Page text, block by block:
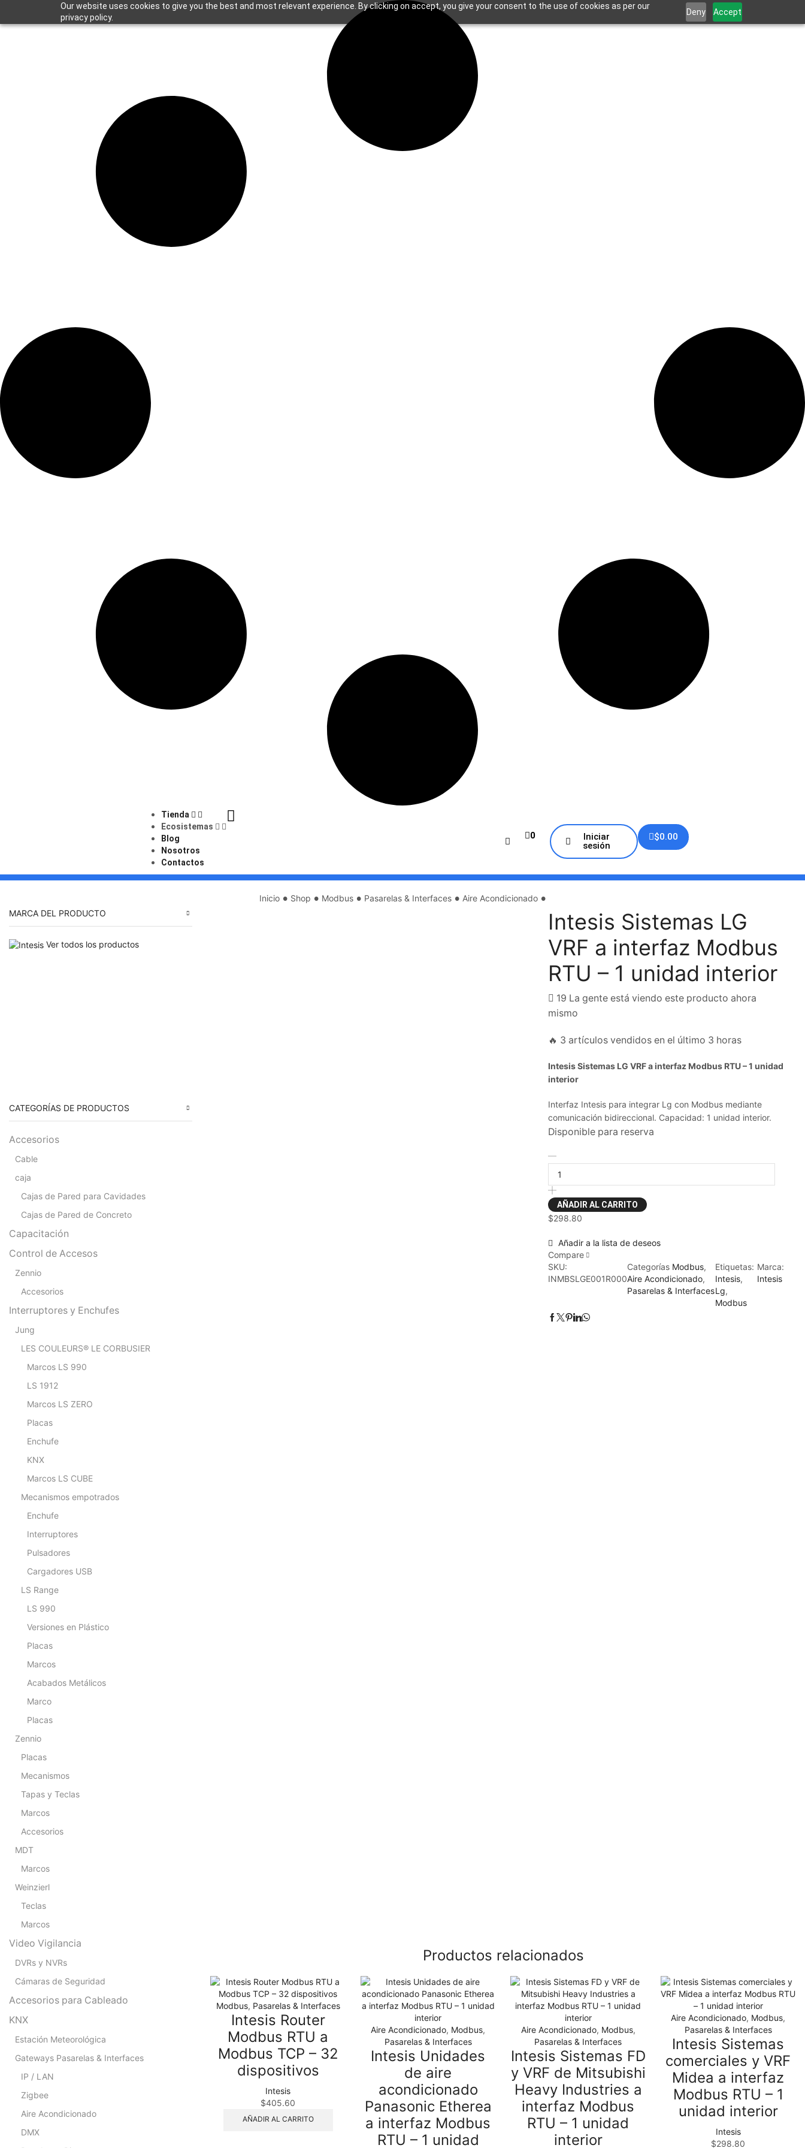
Our website uses cookies to give you the best and most relevant experience. By clicking on accept, you give your consent to the use of cookies as per our
privacy policy.
Deny Accept
Tienda
Ecosistemas
Blog
Nosotros
Contactos
0
Iniciar
sesión
$0.00
Inicio • Shop • Modbus • Pasarelas & Interfaces • Aire Acondicionado •
Intesis Sistemas LG
VRF a interfaz Modbus
RTU – 1 unidad interior
19 La gente está viendo este producto ahora
mismo
🔥 3 artículos vendidos en el último 3 horas
Intesis Sistemas LG VRF a interfaz Modbus RTU – 1 unidad
interior
Interfaz Intesis para integrar Lg con Modbus mediante
comunicación bidireccional. Capacidad: 1 unidad interior.
Disponible para reserva
AÑADIR AL CARRITO
$298.80
Añadir a la lista de deseos
Compare
SKU:
INMBSLGE001R000
Categorías Modbus,
Aire Acondicionado,
Pasarelas & Interfaces
Etiquetas:
Intesis,
Lg,
Modbus
Marca:
Intesis
Productos relacionados
Modbus, Pasarelas & Interfaces
Intesis Router
Modbus RTU a
Modbus TCP – 32
dispositivos
Intesis
$405.60
AÑADIR AL CARRITO
Aire Acondicionado, Modbus,
Pasarelas & Interfaces
Intesis Unidades
de aire
acondicionado
Panasonic Etherea
a interfaz Modbus
RTU – 1 unidad
Aire Acondicionado, Modbus,
Pasarelas & Interfaces
Intesis Sistemas FD
y VRF de Mitsubishi
Heavy Industries a
interfaz Modbus
RTU – 1 unidad
interior
Aire Acondicionado, Modbus,
Pasarelas & Interfaces
Intesis Sistemas
comerciales y VRF
Midea a interfaz
Modbus RTU – 1
unidad interior
Intesis
$298.80
MARCA DEL PRODUCTO
Ver todos los productos
CATEGORÍAS DE PRODUCTOS
Accesorios
Cable
caja
Cajas de Pared para Cavidades
Cajas de Pared de Concreto
Capacitación
Control de Accesos
Zennio
Accesorios
Interruptores y Enchufes
Jung
LES COULEURS® LE CORBUSIER
Marcos LS 990
LS 1912
Marcos LS ZERO
Placas
Enchufe
KNX
Marcos LS CUBE
Mecanismos empotrados
Enchufe
Interruptores
Pulsadores
Cargadores USB
LS Range
LS 990
Versiones en Plástico
Placas
Marcos
Acabados Metálicos
Marco
Placas
Zennio
Placas
Mecanismos
Tapas y Teclas
Marcos
Accesorios
MDT
Marcos
Weinzierl
Teclas
Marcos
Video Vigilancia
DVRs y NVRs
Cámaras de Seguridad
Accesorios para Cableado
KNX
Estación Meteorológica
Gateways Pasarelas & Interfaces
IP / LAN
Zigbee
Aire Acondicionado
DMX